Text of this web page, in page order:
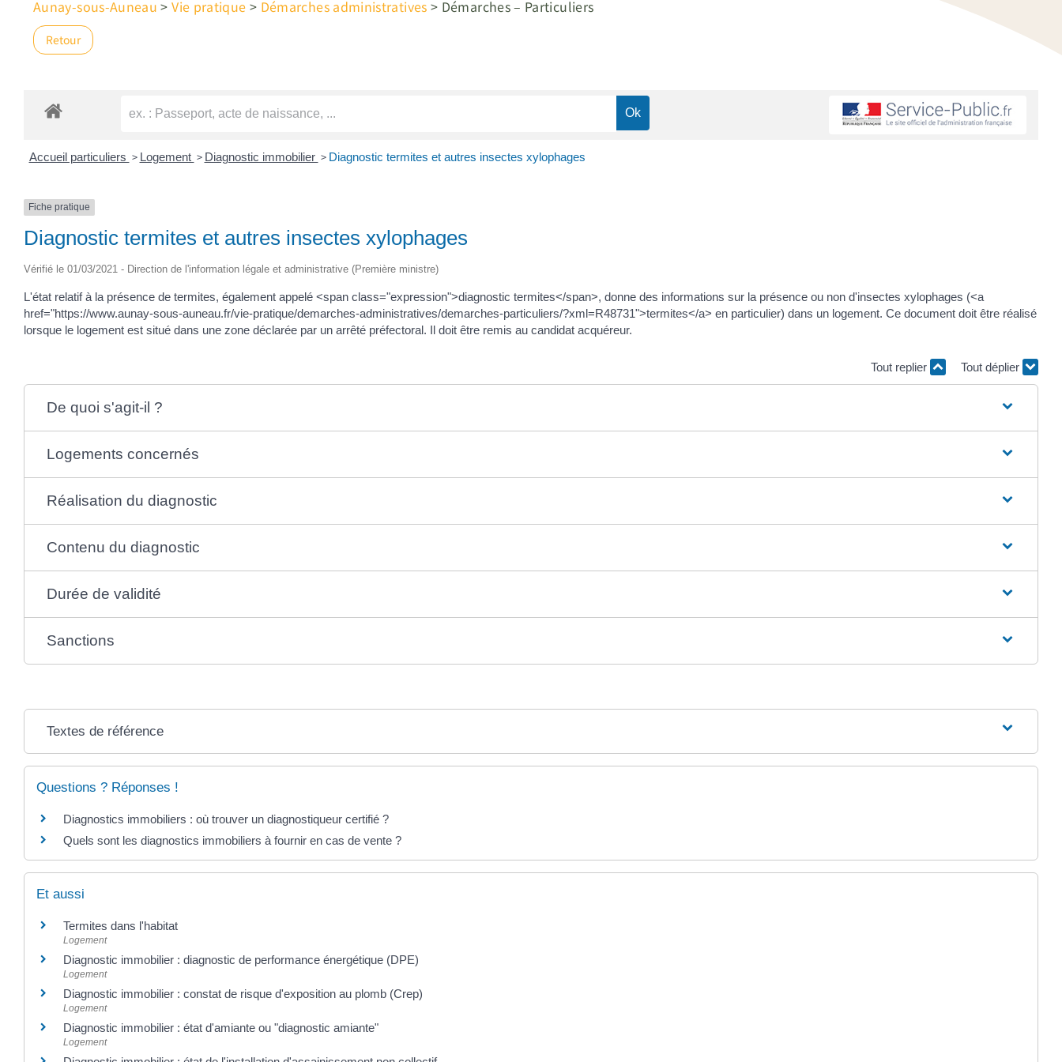
Aunay-sous-Auneau >Vie pratique > Démarches administratives > Démarches – Particuliers
Retour
Accueil particuliers > Logement > Diagnostic immobilier > Diagnostic termites et autres insectes xylophages
Fiche pratique
Diagnostic termites et autres insectes xylophages
Vérifié le 01/03/2021 - Direction de l'information légale et administrative (Première ministre)
L'état relatif à la présence de termites, également appelé <span class="expression">diagnostic termites</span>, donne des informations sur la présence ou non d'insectes xylophages (<a
href="https://www.aunay-sous-auneau.fr/vie-pratique/demarches-administratives/demarches-particuliers/?xml=R48731">termites</a> en particulier) dans un logement. Ce document doit être réalisé
lorsque le logement est situé dans une zone déclarée par un arrêté préfectoral. Il doit être remis au candidat acquéreur.
Tout replier Tout déplier
De quoi s'agit-il ?
Logements concernés
Réalisation du diagnostic
Contenu du diagnostic
Durée de validité
Sanctions
Textes de référence
Questions ? Réponses !
Diagnostics immobiliers : où trouver un diagnostiqueur certifié ?
Quels sont les diagnostics immobiliers à fournir en cas de vente ?
Et aussi
Termites dans l'habitat
Logement
Diagnostic immobilier : diagnostic de performance énergétique (DPE)
Logement
Diagnostic immobilier : constat de risque d'exposition au plomb (Crep)
Logement
Diagnostic immobilier : état d'amiante ou "diagnostic amiante"
Logement